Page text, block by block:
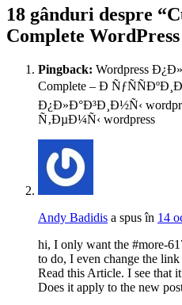
18 gânduri despre “
Complete
Pingback: Wordpress
Complete – Ð
Ð¿Ð»Ð°Ð³Ð¸Ð½Ñ‹
Ñ‚ÐµÐ¼Ñ‹ wordpress
Andy Badidis a spusîn 14
hi, I only want the #more-
to do, I even change the
Read this Article. I see that
Does it apply to the new